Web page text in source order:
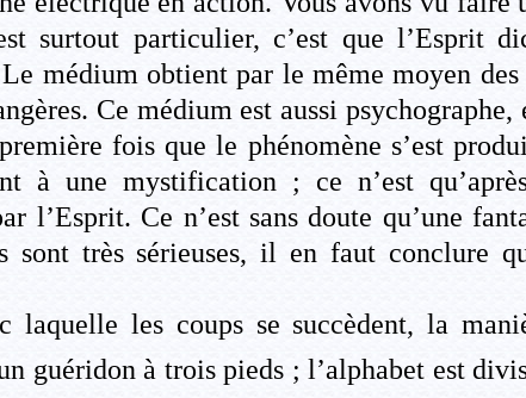
surtout particulier, c’est que l’Esprit
médium obtient par le même moyen des
Ce médium est aussi
fois que le phénomène s’est
à une mystification ; ce n’est
l’Esprit. Ce n’est sans doute qu’une
sont très sérieuses, il en faut conclure
laquelle les coups se succèdent, la
guéridon à trois pieds ; l’alphabet est